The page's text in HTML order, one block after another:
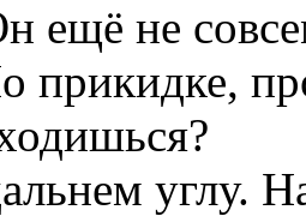
ещё не
прикидке,
углу.